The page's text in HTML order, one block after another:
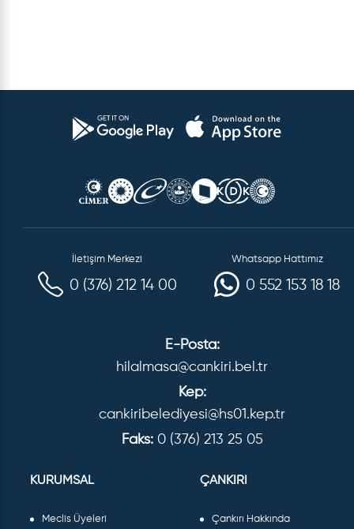
İletişim Merkezi
0 (376) 212 14 00
Whatsapp Hattımız
0 552 153 18 18
E-Posta:
hilalmasa@cankiri.bel.tr
Kep:
cankiribelediyesi@hs01.kep.tr
Faks: 0 (376) 213 25 05
KURUMSAL
Meclis Üyeleri
ÇANKIRI
Çankırı Hakkında